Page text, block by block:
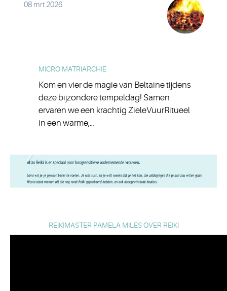
08 mrt 2026
MICRO MATRIARCHIE
Kom en vier de magie van Beltaine tijdens
deze bijzondere tempeldag! Samen
ervaren we een krachtig ZieleVuurRitueel
in een warme,…
REIKIMASTER PAMELA MILES OVER REIKI